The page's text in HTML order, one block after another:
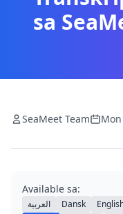
sa
SeaMeet Team
Available sa:
العربية Dansk